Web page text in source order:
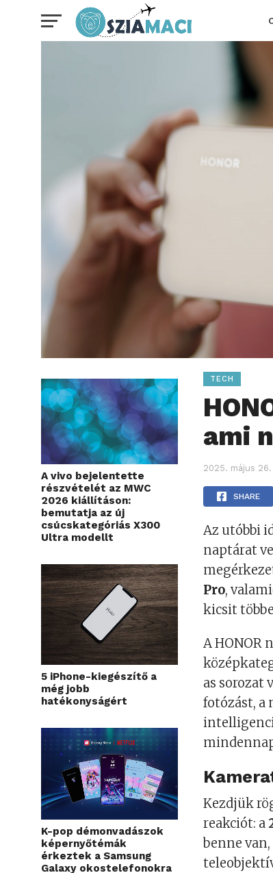
A vivo bejelentette
részvételét az MWC
2026 kiállításon:
bemutatja az új
csúcskategóriás X300
Ultra modellt
5 iPhone-kiegészítő a
még jobb
hatékonyságért
K-pop démonvadászok
képernyőtémák
érkeztek a Samsung
Galaxy okostelefonokra
TECH
ami
2025. május 26.
SHARE
Az utóbbi
naptárat
Pro,
kicsit
A HONOR
as sorozat
fotózást, a
Kezdjük
reakciót: a
benne